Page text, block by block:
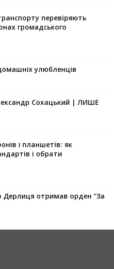
перевіряють
громадського
улюбленців
Сохацький | ЛИШЕ
і планшетів: як
і обрати
Дерлиця отримав орден “За